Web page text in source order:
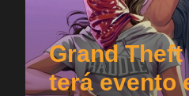
Grand Theft
terá evento